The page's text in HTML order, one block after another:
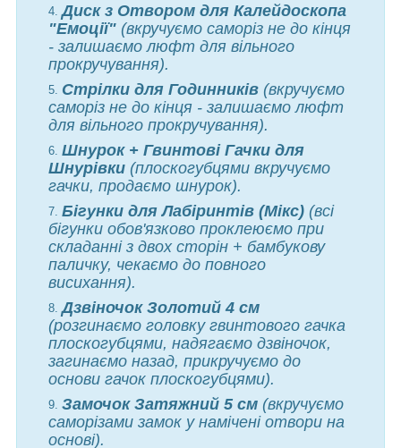
Диск з Отвором для Калейдоскопа
"Емоції" (вкручуємо саморіз не до кінця
- залишаємо люфт для вільного
прокручування).
Стрілки для Годинників (вкручуємо
саморіз не до кінця - залишаємо люфт
для вільного прокручування).
Шнурок + Гвинтові Гачки для
Шнурівки (плоскогубцями вкручуємо
гачки, продаємо шнурок).
Бігунки для Лабіринтів (Мікс) (всі
бігунки обов'язково проклеюємо при
складанні з двох сторін + бамбукову
паличку, чекаємо до повного
висихання).
Дзвіночок Золотий 4 см
(розгинаємо головку гвинтового гачка
плоскогубцями, надягаємо дзвіночок,
загинаємо назад, прикручуємо до
основи гачок плоскогубцями).
Замочок Затяжний 5 см (вкручуємо
саморізами замок у намічені отвори на
основі).